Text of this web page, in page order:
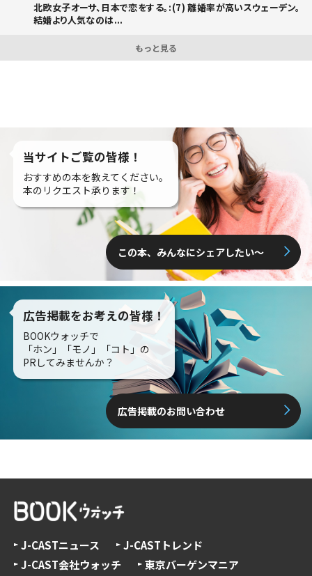
北欧女子オーサ、日本で恋をする。:(7) 離婚率が高いスウェーデン。
結婚より人気なのは...
もっと見る
当サイトご覧の皆様！
おすすめの本を教えてください。
本のリクエスト承ります！
この本、みんなにシェアしたい〜
広告掲載をお考えの皆様！
BOOKウォッチで
「ホン」「モノ」「コト」の
PRしてみませんか？
広告掲載のお問い合わせ
J-CASTニュース
J-CASTトレンド
J-CAST会社ウォッチ
東京バーゲンマニア